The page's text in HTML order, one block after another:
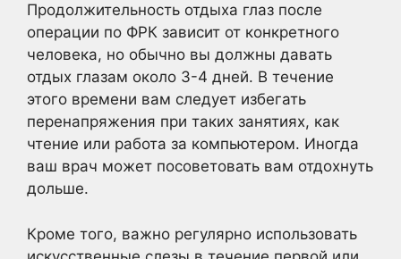
Продолжительность отдыха глаз после
операции по ФРК зависит от конкретного
человека, но обычно вы должны давать
отдых глазам около 3-4 дней. В течение
этого времени вам следует избегать
перенапряжения при таких занятиях, как
чтение или работа за компьютером. Иногда
ваш врач может посоветовать вам отдохнуть
дольше.
Кроме того, важно регулярно использовать